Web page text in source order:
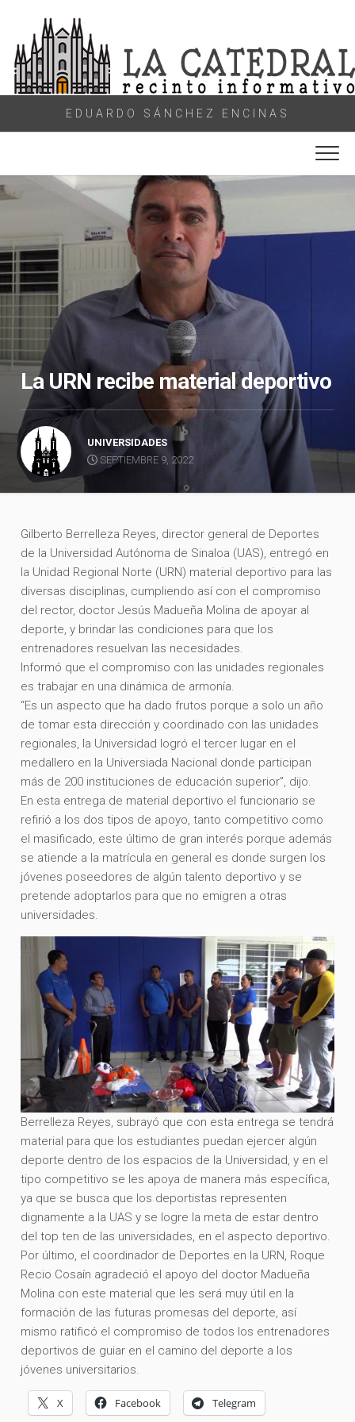
content
EDUARDO SÁNCHEZ ENCINAS
La URN recibe material deportivo
UNIVERSIDADES
SEPTIEMBRE 9, 2022
Gilberto Berrelleza Reyes, director general de Deportes
de la Universidad Autónoma de Sinaloa (UAS), entregó en
la Unidad Regional Norte (URN) material deportivo para las
diversas disciplinas, cumpliendo así con el compromiso
del rector, doctor Jesús Madueña Molina de apoyar al
deporte, y brindar las condiciones para que los
entrenadores resuelvan las necesidades.
Informó que el compromiso con las unidades regionales
es trabajar en una dinámica de armonía.
“Es un aspecto que ha dado frutos porque a solo un año
de tomar esta dirección y coordinado con las unidades
regionales, la Universidad logró el tercer lugar en el
medallero en la Universiada Nacional donde participan
más de 200 instituciones de educación superior”, dijo.
En esta entrega de material deportivo el funcionario se
refirió a los dos tipos de apoyo, tanto competitivo como
el masificado, este último de gran interés porque además
se atiende a la matrícula en general es donde surgen los
jóvenes poseedores de algún talento deportivo y se
pretende adoptarlos para que no emigren a otras
universidades.
Berrelleza Reyes, subrayó que con esta entrega se tendrá
material para que los estudiantes puedan ejercer algún
deporte dentro de los espacios de la Universidad, y en el
tipo competitivo se les apoya de manera más específica,
ya que se busca que los deportistas representen
dignamente a la UAS y se logre la meta de estar dentro
del top ten de las universidades, en el aspecto deportivo.
Por último, el coordinador de Deportes en la URN, Roque
Recio Cosaín agradeció el apoyo del doctor Madueña
Molina con este material que les será muy útil en la
formación de las futuras promesas del deporte, así
mismo ratificó el compromiso de todos los entrenadores
deportivos de guiar en el camino del deporte a los
jóvenes universitarios.
X Facebook Telegram